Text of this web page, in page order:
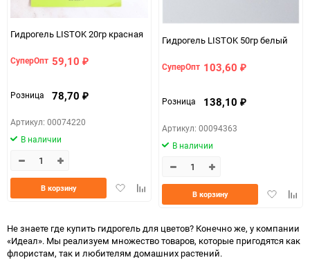
Гидрогель LISTOK 20гр красная
СуперОпт 59,10 ₽
Розница 78,70 ₽
Артикул: 00074220
В наличии
ДобавитьДобавить
В корзину
Гидрогель LISTOK 50гр белый
СуперОпт 103,60 ₽
Розница 138,10 ₽
Артикул: 00094363
В наличии
Добавить
В корзину
Не знаете где купить гидрогель для цветов? Конечно же, у компании
«Идеал». Мы реализуем множество товаров, которые пригодятся как
флористам, так и любителям домашних растений.